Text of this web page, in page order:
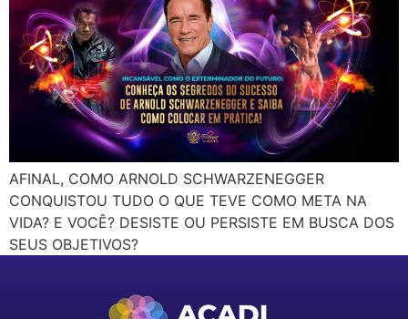
AFINAL, COMO ARNOLD SCHWARZENEGGER
CONQUISTOU TUDO O QUE TEVE COMO META NA
VIDA? E VOCÊ? DESISTE OU PERSISTE EM BUSCA DOS
SEUS OBJETIVOS?